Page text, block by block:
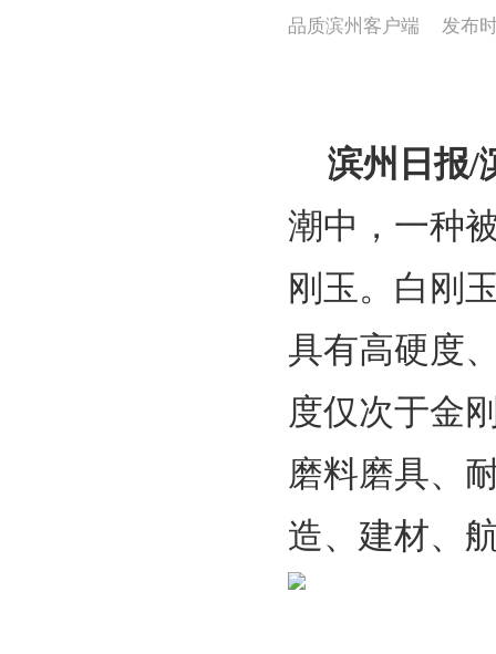
品质滨州客户端 发布
滨州日报/
潮中，一种
刚玉。白刚
具有高硬度
度仅次于金
磨料磨具、
造、建材、